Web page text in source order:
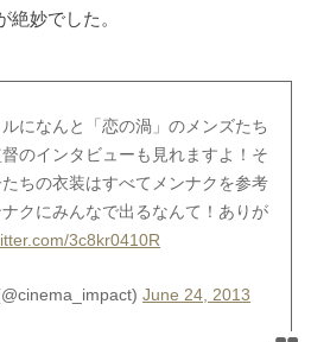
絶妙でした。
になんと「恋の渦」のメンズたち
のインタビューも見れますよ！そ
ちの衣装はすべてメンナクを参考
クにみんなで出るなんて！ありが
3c8kr0410R
June 24, 2013